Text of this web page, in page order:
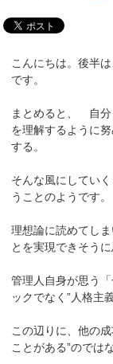
こんにちは。後半
です。
まとめると、 自分
を理解するように
する。
そんな風にしてい
うことのようです。
理想論に読めてし
とを実現できそうに
管理人自身が思う
ックでなく”人格主
この辺りに、他の
ことがある”のでは